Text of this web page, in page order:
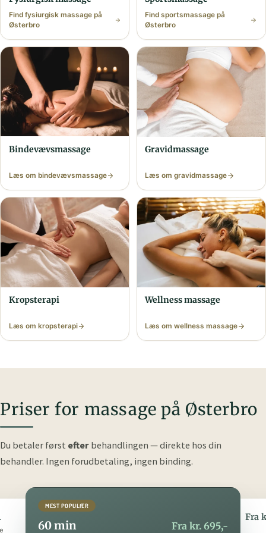
Find fysiurgisk massage på
Østerbro
Find sports­massage på
Østerbro
Bindevævs­massage
Læs om bindevævs­massage
Gravid­massage
Læs om gravid­massage
Krops­terapi
Læs om krops­terapi
Wellness massage
Læs om wellness massage
Priser for massage på Østerbro
Du betaler først efter behandlingen — direkte hos din
behandler. Ingen forudbetaling, ingen binding.
MEST POPULÆR
60 min Fra kr. 695,-
Fra
Den luksuriøse